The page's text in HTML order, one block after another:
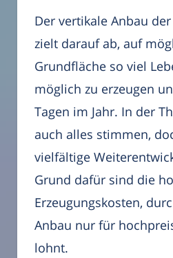
Der vertikale Anbau
zielt darauf ab, auf
Grundfläche so viel
möglich zu erzeugen
Tagen im Jahr. In der
auch alles stimmen,
vielfältige
Grund dafür sind die
Erzeugungskosten,
Anbau nur für
lohnt.